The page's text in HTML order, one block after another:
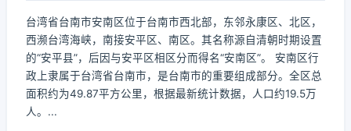
台湾省台南市安南区位于台南市西北部，东邻永康区、北区，
西濒台湾海峡，南接安平区、南区。其名称源自清朝时期设置
的“安平县”，后因与安平区相区分而得名“安南区”。 安南区行
政上隶属于台湾省台南市，是台南市的重要组成部分。全区总
面积约为49.87平方公里，根据最新统计数据，人口约19.5万
人。...